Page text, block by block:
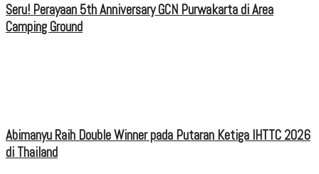
Seru! Perayaan 5th Anniversary GCN Purwakarta di Area
Camping Ground
Abimanyu Raih Double Winner pada Putaran Ketiga IHTTC 2026
di Thailand